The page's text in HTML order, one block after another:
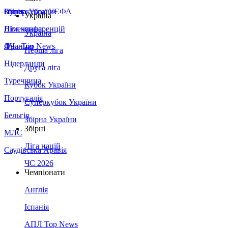
Збірна України
Італія
Німеччина
Франція
Нідерланди
Туреччина
Португалія
Бельгія
МЛС
Саудівська Аравія
Суперкубок УЄФА
Ліга конференцій
ЛЧ - Top News
Україна
Україна
Перша ліга
Друга ліга
Кубок України
Суперкубок України
Збірна України
Збірні
Ліга націй
ЧС 2026
Чемпіонати
Англія
Іспанія
АПЛ Top News